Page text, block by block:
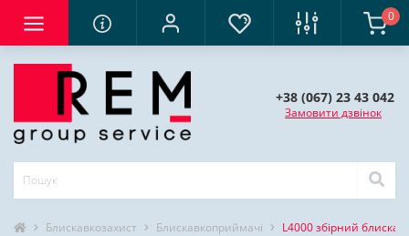
0
+38 (067) 23 43 042
Замовити дзвінок
Блискавкозахист Блискавкоприймачі L4000 збірний